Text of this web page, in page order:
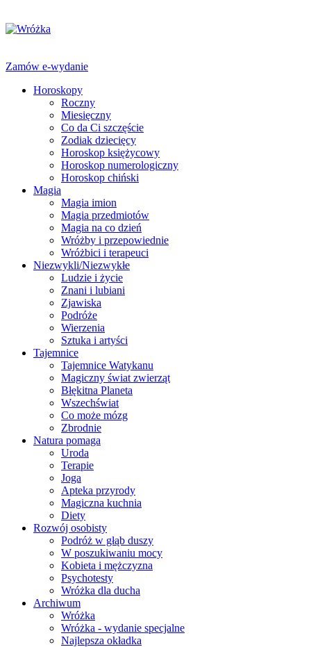
Zamów e-wydanie
Horoskopy
Roczny
Miesięczny
Co da Ci szczęście
Zodiak dziecięcy
Horoskop księżycowy
Horoskop numerologiczny
Horoskop chiński
Magia
Magia imion
Magia przedmiotów
Magia na co dzień
Wróżby i przepowiednie
Wróżbici i terapeuci
Niezwykli/Niezwykłe
Ludzie i życie
Znani i lubiani
Zjawiska
Podróże
Wierzenia
Sztuka i artyści
Tajemnice
Tajemnice Watykanu
Magiczny świat zwierząt
Błękitna Planeta
Wszechświat
Co może mózg
Zbrodnie
Natura pomaga
Uroda
Terapie
Joga
Apteka przyrody
Magiczna kuchnia
Diety
Rozwój osobisty
Podróż w głąb duszy
W poszukiwaniu mocy
Kobieta i mężczyzna
Psychotesty
Wróżka dla ducha
Archiwum
Wróżka
Wróżka - wydanie specjalne
Najlepsza okładka